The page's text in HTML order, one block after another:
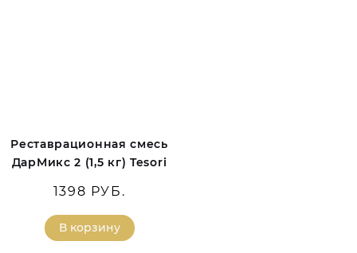
Реставрационная смесь
ДарМикс 2 (1,5 кг) Tesori
1398 РУБ.
В корзину